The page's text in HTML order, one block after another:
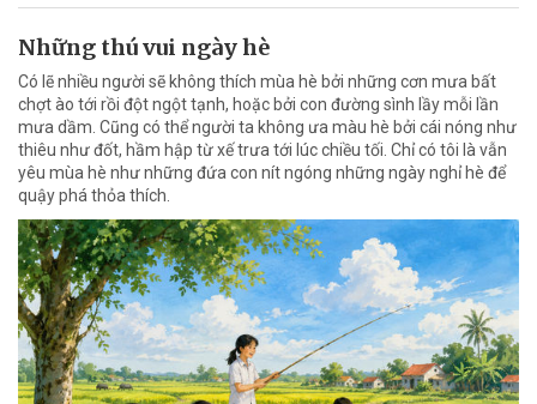
Những thú vui ngày hè
Có lẽ nhiều người sẽ không thích mùa hè bởi những cơn mưa bất
chợt ào tới rồi đột ngột tạnh, hoặc bởi con đường sình lầy mỗi lần
mưa dầm. Cũng có thể người ta không ưa màu hè bởi cái nóng như
thiêu như đốt, hầm hập từ xế trưa tới lúc chiều tối. Chỉ có tôi là vẫn
yêu mùa hè như những đứa con nít ngóng những ngày nghỉ hè để
quậy phá thỏa thích.